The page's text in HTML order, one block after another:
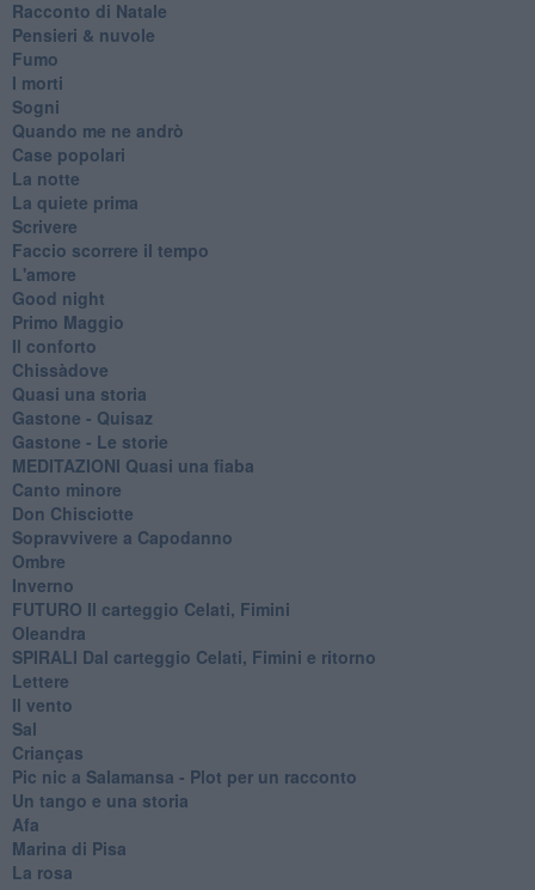
Racconto di Natale
Pensieri & nuvole
Fumo
I morti
Sogni
Quando me ne andrò
Case popolari
La notte
La quiete prima
Scrivere
Faccio scorrere il tempo
L'amore
Good night
Primo Maggio
Il conforto
Chissàdove
Quasi una storia
Gastone - Quisaz
Gastone - Le storie
MEDITAZIONI Quasi una fiaba
Canto minore
Don Chisciotte
Sopravvivere a Capodanno
Ombre
Inverno
FUTURO Il carteggio Celati, Fimini
Oleandra
SPIRALI Dal carteggio Celati, Fimini e ritorno
Lettere
Il vento
Sal
Crianças
Pic nic a Salamansa - Plot per un racconto
Un tango e una storia
Afa
Marina di Pisa
La rosa